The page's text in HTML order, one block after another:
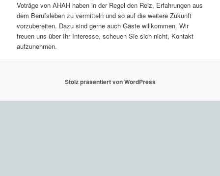
Voträge von AHAH haben in der Regel den Reiz, Erfahrungen aus
dem Berufsleben zu vermitteln und so auf die weitere Zukunft
vorzubereiten. Dazu sind gerne auch Gäste willkommen. Wir
freuen uns über Ihr Interesse, scheuen Sie sich nicht, Kontakt
aufzunehmen.
Stolz präsentiert von WordPress